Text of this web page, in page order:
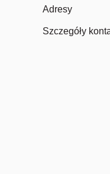
Adresy
Szczegóły